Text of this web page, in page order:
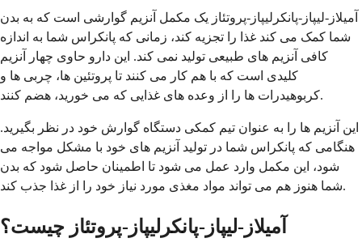
آمیلاز-لیپاز-پانکرلیپاز-پروتئاز یک مکمل آنزیم گوارشی است که به بدن
شما کمک می کند غذا را تجزیه کند، زمانی که پانکراس شما به اندازه
کافی آنزیم های طبیعی تولید نمی کند. این دارو حاوی چهار آنزیم
کلیدی است که با هم کار می کنند تا پروتئین ها، چربی ها و
کربوهیدرات ها را از وعده های غذایی که می خورید، هضم کنند.
این آنزیم ها را به عنوان تیم کمکی دستگاه گوارش خود در نظر بگیرید.
هنگامی که پانکراس شما در تولید آنزیم های خود با مشکل مواجه می
شود، این مکمل وارد عمل می شود تا اطمینان حاصل شود که بدن
شما هنوز هم می تواند مواد مغذی مورد نیاز خود را از غذا جذب کند.
آمیلاز-لیپاز-پانکرلیپاز-پروتئاز چیست؟